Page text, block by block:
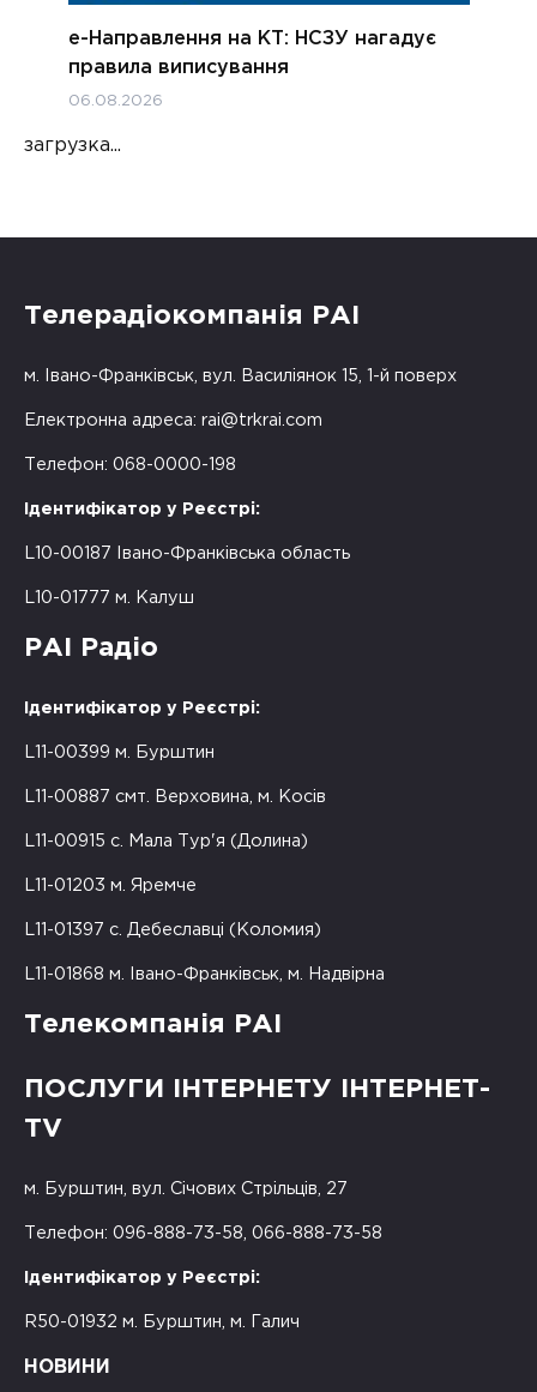
е-Направлення на КТ: НСЗУ нагадує
правила виписування
06.08.2026
загрузка...
Телерадіокомпанія РАІ
м. Івано-Франківськ, вул. Василіянок 15, 1-й поверх
Електронна адреса: rai@trkrai.com
Телефон: 068-0000-198
Ідентифікатор у Реєстрі:
L10-00187 Івано-Франківська область
L10-01777 м. Калуш
РАІ Радіо
Ідентифікатор у Реєстрі:
L11-00399 м. Бурштин
L11-00887 смт. Верховина, м. Косів
L11-00915 с. Мала Тур'я (Долина)
L11-01203 м. Яремче
L11-01397 с. Дебеславці (Коломия)
L11-01868 м. Івано-Франківськ, м. Надвірна
Телекомпанія РАІ
ПОСЛУГИ ІНТЕРНЕТУ ІНТЕРНЕТ-
TV
м. Бурштин, вул. Січових Стрільців, 27
Телефон: 096-888-73-58, 066-888-73-58
Ідентифікатор у Реєстрі:
R50-01932 м. Бурштин, м. Галич
НОВИНИ